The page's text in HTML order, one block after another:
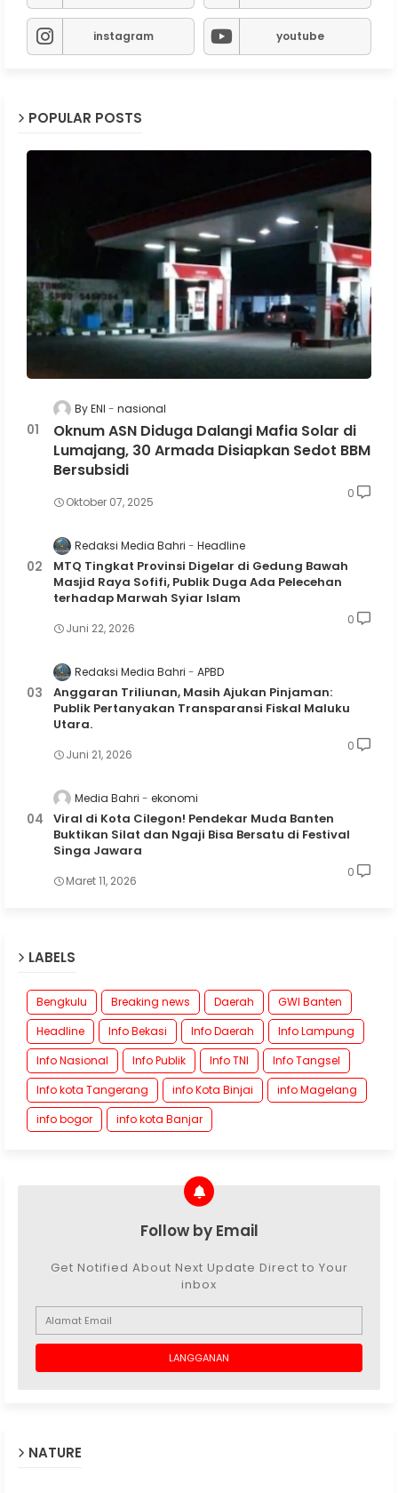
instagram youtube
POPULAR POSTS
By ENI nasional
Oknum ASN Diduga Dalangi Mafia Solar di
Lumajang, 30 Armada Disiapkan Sedot BBM
Bersubsidi
Oktober 07, 2025
0
Redaksi Media Bahri Headline
MTQ Tingkat Provinsi Digelar di Gedung Bawah
Masjid Raya Sofifi, Publik Duga Ada Pelecehan
terhadap Marwah Syiar Islam
Juni 22, 2026
0
Redaksi Media Bahri APBD
Anggaran Triliunan, Masih Ajukan Pinjaman:
Publik Pertanyakan Transparansi Fiskal Maluku
Utara.
Juni 21, 2026
0
Media Bahri ekonomi
Viral di Kota Cilegon! Pendekar Muda Banten
Buktikan Silat dan Ngaji Bisa Bersatu di Festival
Singa Jawara
Maret 11, 2026
0
LABELS
Bengkulu Breaking news Daerah
GWI Banten
Headline
Info Bekasi Info Daerah
Info Lampung
Info Nasional
Info Publik Info TNI
Info Tangsel
Info kota Tangerang
info Kota Binjai
info Magelang
info bogor
info kota Banjar
Follow by Email
Get Notified About Next Update Direct to Your
inbox
NATURE